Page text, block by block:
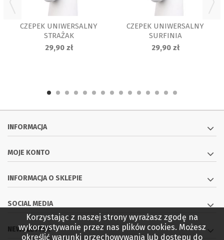
CZEPEK UNIWERSALNY
STRAŻAK
29,90 zł
CZEPEK UNIWERSALNY
SURFINIA
29,90 zł
INFORMACJA
MOJE KONTO
INFORMACJA O SKLEPIE
SOCIAL MEDIA
NEWSLETTER
Korzystając z naszej strony wyrażasz zgodę na
wykorzystywanie przez nas plików cookies. Możesz
określić warunki przechowywania lub dostępu do